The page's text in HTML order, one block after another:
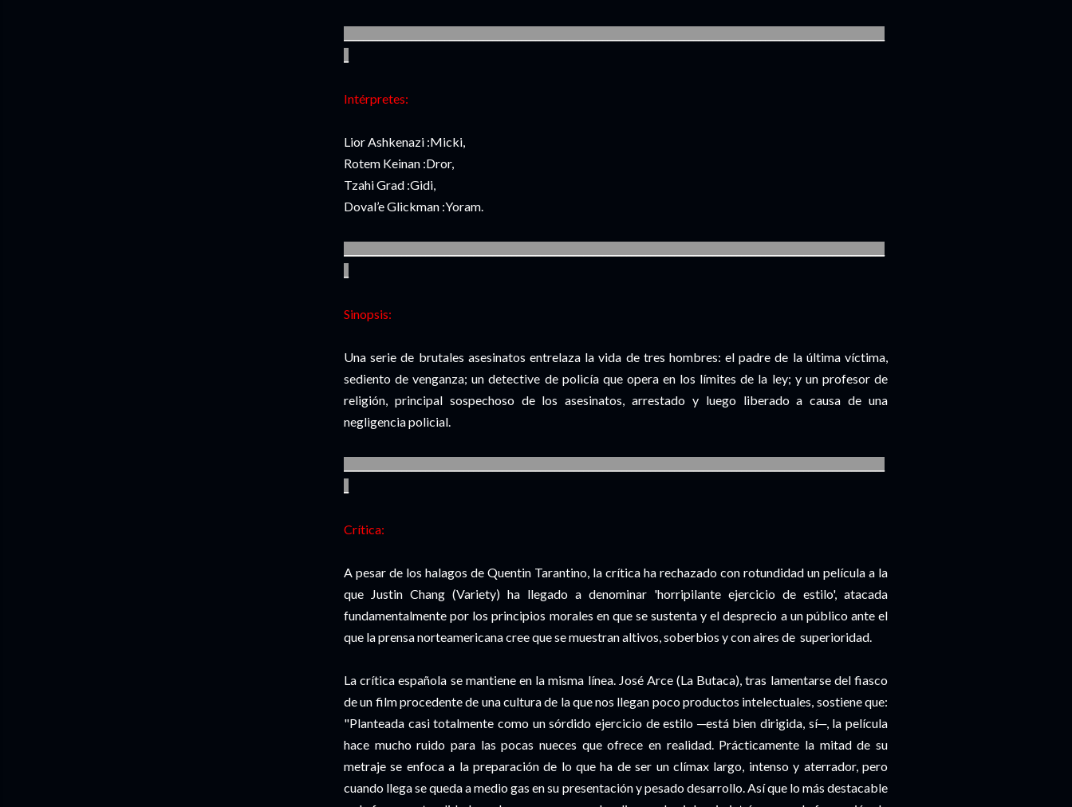
Intérpretes:
Lior Ashkenazi :Micki,
Rotem Keinan :Dror,
Tzahi Grad :Gidi,
Doval’e Glickman :Yoram.
Sinopsis:
Una serie de brutales asesinatos entrelaza la vida de tres hombres: el padre de la última víctima,
sediento de venganza; un detective de policía que opera en los límites de la ley; y un profesor de
religión, principal sospechoso de los asesinatos, arrestado y luego liberado a causa de una
negligencia policial.
Crítica:
A pesar de los halagos de Quentin Tarantino, la crítica ha rechazado con rotundidad un película a la
que Justin Chang (Variety) ha llegado a denominar 'horripilante ejercicio de estilo', atacada
fundamentalmente por los principios morales en que se sustenta y el desprecio a un público ante el
que la prensa norteamericana cree que se muestran altivos, soberbios y con aires de superioridad.
La crítica española se mantiene en la misma línea. José Arce (La Butaca), tras lamentarse del fiasco
de un film procedente de una cultura de la que nos llegan poco productos intelectuales, sostiene que:
"Planteada casi totalmente como un sórdido ejercicio de estilo ─está bien dirigida, sí─, la película
hace mucho ruido para las pocas nueces que ofrece en realidad. Prácticamente la mitad de su
metraje se enfoca a la preparación de lo que ha de ser un clímax largo, intenso y aterrador, pero
cuando llega se queda a medio gas en su presentación y pesado desarrollo. Así que lo más destacable